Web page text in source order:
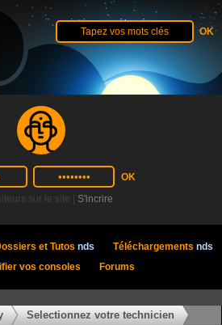
sur le site | S'incrire
et Tutos nds Téléchargements nds
vos consoles
Forums
Selectionnez votre technicien